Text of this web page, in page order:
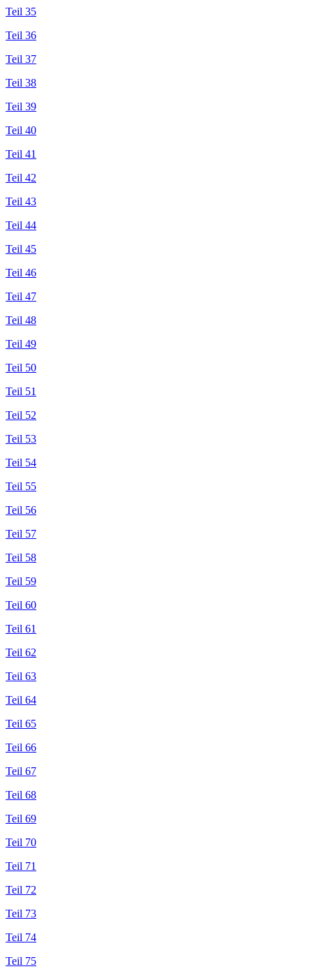
Teil 35
Teil 36
Teil 37
Teil 38
Teil 39
Teil 40
Teil 41
Teil 42
Teil 43
Teil 44
Teil 45
Teil 46
Teil 47
Teil 48
Teil 49
Teil 50
Teil 51
Teil 52
Teil 53
Teil 54
Teil 55
Teil 56
Teil 57
Teil 58
Teil 59
Teil 60
Teil 61
Teil 62
Teil 63
Teil 64
Teil 65
Teil 66
Teil 67
Teil 68
Teil 69
Teil 70
Teil 71
Teil 72
Teil 73
Teil 74
Teil 75